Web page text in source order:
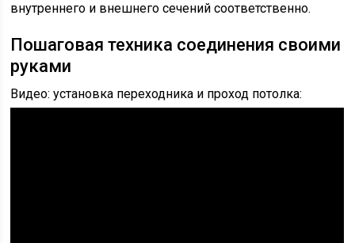
внутреннего и внешнего сечений соответственно.
Пошаговая техника соединения своими
руками
Видео: установка переходника и проход потолка: